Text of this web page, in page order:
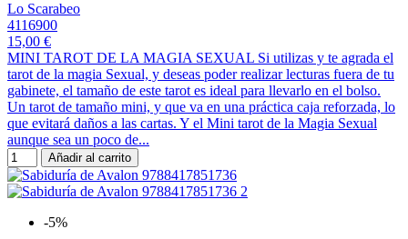
Lo Scarabeo
4116900
15,00 €
MINI TAROT DE LA MAGIA SEXUAL Si utilizas y te agrada el
tarot de la magia Sexual, y deseas poder realizar lecturas fuera de tu
gabinete, el tamaño de este tarot es ideal para llevarlo en el bolso.
Un tarot de tamaño mini, y que va en una práctica caja reforzada, lo
que evitará daños a las cartas. Y el Mini tarot de la Magia Sexual
aunque sea un poco de...
Añadir al carrito
-5%